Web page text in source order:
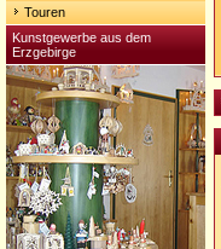
Touren
Kunstgewerbe aus dem
Erzgebirge